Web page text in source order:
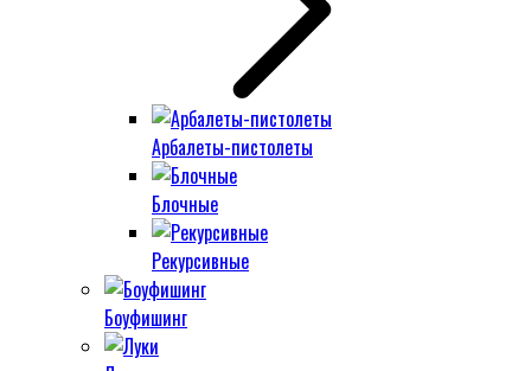
Арбалеты-пистолеты
Блочные
Рекурсивные
Боуфишинг